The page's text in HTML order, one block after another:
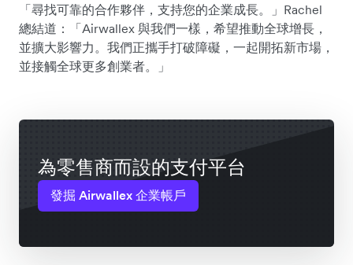
「尋找可靠的合作夥伴，支持您的企業成長。」Rachel
總結道：「Airwallex 與我們一樣，希望推動全球增長，
並擴大影響力。我們正攜手打破障礙，一起開拓新市場，
並接觸全球更多創業者。」
為零售商而設的支付平台
發掘 Airwallex 企業帳戶